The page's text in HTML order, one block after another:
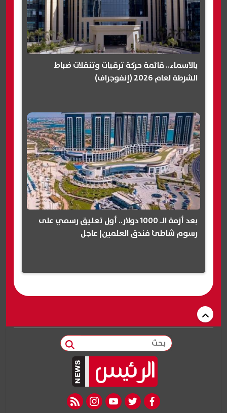
بالأسماء.. قائمة حركة ترقيات وتنقلات ضباط
الشرطة لعام 2026 (إنفوجراف)
بعد أزمة الـ 1000 دولار.. أول تعليق رسمي على
رسوم شاطئ فندق العلمين| عاجل
بحث
facebook
twitter
youtube
instagram
rss feed